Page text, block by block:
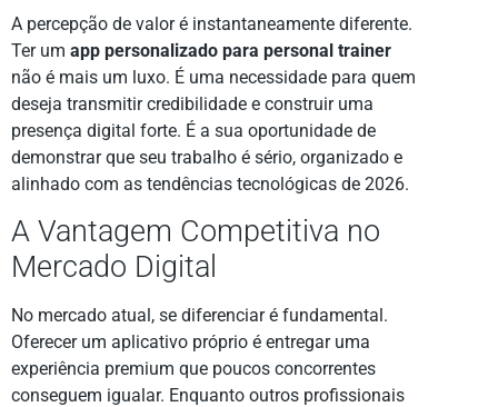
A percepção de valor é instantaneamente diferente.
Ter um app personalizado para personal trainer
não é mais um luxo. É uma necessidade para quem
deseja transmitir credibilidade e construir uma
presença digital forte. É a sua oportunidade de
demonstrar que seu trabalho é sério, organizado e
alinhado com as tendências tecnológicas de 2026.
A Vantagem Competitiva no
Mercado Digital
No mercado atual, se diferenciar é fundamental.
Oferecer um aplicativo próprio é entregar uma
experiência premium que poucos concorrentes
conseguem igualar. Enquanto outros profissionais